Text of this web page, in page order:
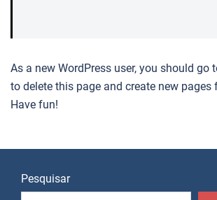
As a new WordPress user, you should go
to delete this page and create new pages
Have fun!
Pesquisar